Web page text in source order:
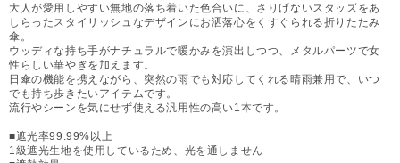
大人が愛用しやすい無地の落ち着いた色合いに、さりげないスタッズをあ
しらったスタイリッシュなデザインにお洒落心をくすぐられる折りたたみ
傘。
ウッディな持ち手がナチュラルで暖かみを演出しつつ、メタルパーツで女
性らしい華やぎを加えます。
日傘の機能を携えながら、突然の雨でも対応してくれる晴雨兼用で、いつ
でも持ち歩きたいアイテムです。
流行やシーンを気にせず使える汎用性の高い1本です。
■遮光率99.99%以上
1級遮光生地を使用しているため、光を通しません